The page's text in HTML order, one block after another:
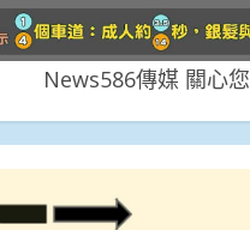
News586傳媒 關心您